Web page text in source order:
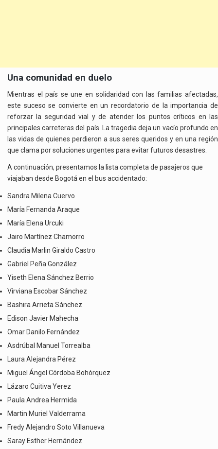
Una comunidad en duelo
Mientras el país se une en solidaridad con las familias afectadas,
este suceso se convierte en un recordatorio de la importancia de
reforzar la seguridad vial y de atender los puntos críticos en las
principales carreteras del país. La tragedia deja un vacío profundo en
las vidas de quienes perdieron a sus seres queridos y en una región
que clama por soluciones urgentes para evitar futuros desastres.
A continuación, presentamos la lista completa de pasajeros que
viajaban desde Bogotá en el bus accidentado:
Sandra Milena Cuervo
María Fernanda Araque
María Elena Urcuki
Jairo Martínez Chamorro
Claudia Marlin Giraldo Castro
Gabriel Peña González
Yiseth Elena Sánchez Berrio
Virviana Escobar Sánchez
Bashira Arrieta Sánchez
Edison Javier Mahecha
Omar Danilo Fernández
Asdrúbal Manuel Torrealba
Laura Alejandra Pérez
Miguel Ángel Córdoba Bohórquez
Lázaro Cuitiva Yerez
Paula Andrea Hermida
Martin Muriel Valderrama
Fredy Alejandro Soto Villanueva
Saray Esther Hernández